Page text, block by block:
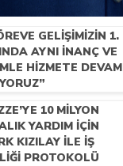
GELIŞIMIZIN 1.
AYNI INANÇ VE
HIZMETE DEVAM
10 MILYON
YARDIM IÇIN
KIZILAY ILE IŞ
PROTOKOLÜ